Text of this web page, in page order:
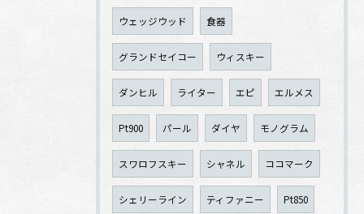
ウェッジウッド 食器
グランドセイコー ウィスキー
ダンヒル ライター エピ エルメス
Pt900 パール ダイヤ モノグラム
スワロフスキー シャネル ココマーク
シェリーライン ティファニー Pt850